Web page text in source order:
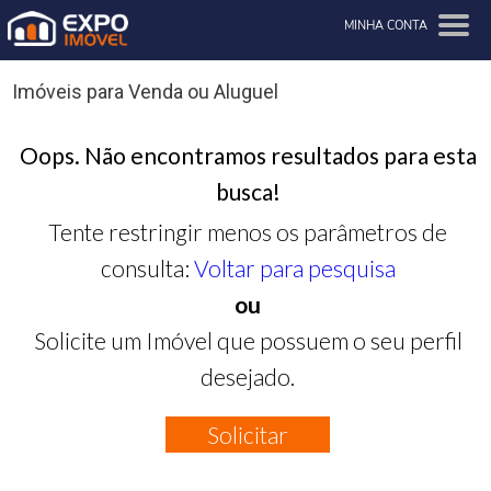
MINHA CONTA
Imóveis para Venda ou Aluguel
Oops. Não encontramos resultados para esta
busca!
Tente restringir menos os parâmetros de
consulta: Voltar para pesquisa
ou
Solicite um Imóvel que possuem o seu perfil
desejado.
Solicitar